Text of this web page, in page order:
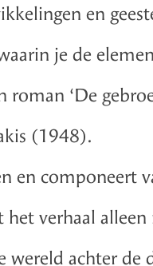
en
je de
‘De
(1948).
en componeert
verhaal alleen
achter de